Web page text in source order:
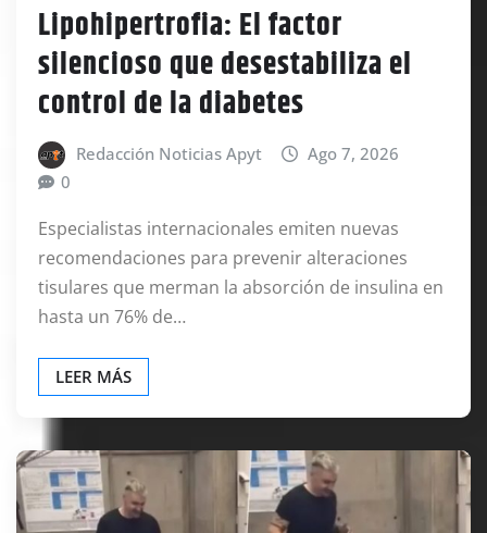
Lipohipertrofia: El factor
silencioso que desestabiliza el
control de la diabetes
Redacción Noticias Apyt
Ago 7, 2026
0
Especialistas internacionales emiten nuevas
recomendaciones para prevenir alteraciones
tisulares que merman la absorción de insulina en
hasta un 76% de…
LEER MÁS